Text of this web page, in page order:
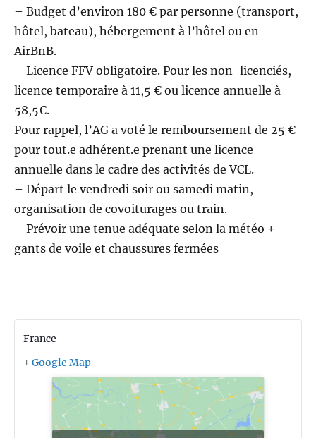
– Budget d’environ 180 € par personne (transport,
hôtel, bateau), hébergement à l’hôtel ou en
AirBnB.
– Licence FFV obligatoire. Pour les non-licenciés,
licence temporaire à 11,5 € ou licence annuelle à
58,5€.
Pour rappel, l’AG a voté le remboursement de 25 €
pour tout.e adhérent.e prenant une licence
annuelle dans le cadre des activités de VCL.
– Départ le vendredi soir ou samedi matin,
organisation de covoiturages ou train.
– Prévoir une tenue adéquate selon la météo +
gants de voile et chaussures fermées
France
+ Google Map